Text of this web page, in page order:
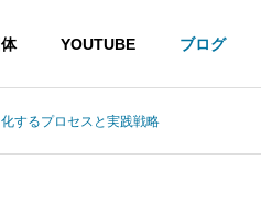
YOUTUBE ブログ
するプロセスと実践戦略